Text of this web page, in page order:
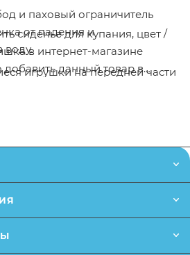
и паховый ограничитель
от падения и
воду.
игрушки на передней части
сиденье для купания, цвет /
в интернет-магазине
данный товар в
размещенного на
упаковке и т.д., не
потребительские